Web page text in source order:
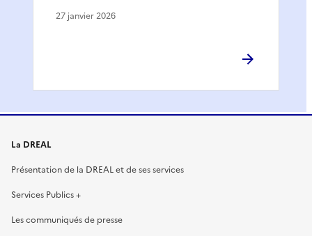
27 janvier 2026
La DREAL
Présentation de la DREAL et de ses services
Services Publics +
Les communiqués de presse